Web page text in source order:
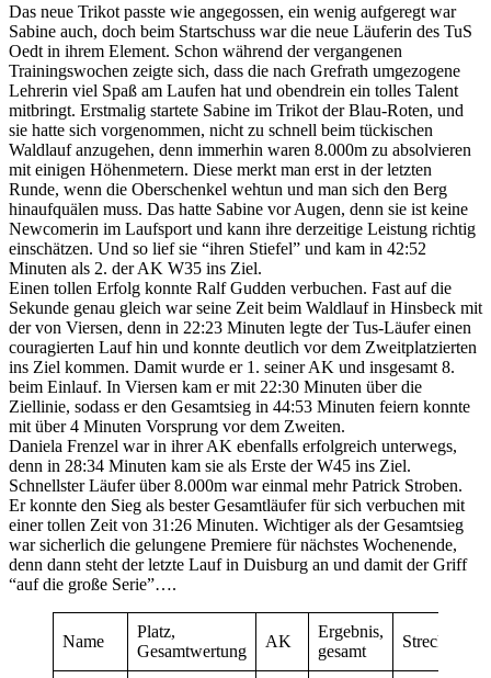
Das neue Trikot passte wie angegossen, ein wenig aufgeregt war
Sabine auch, doch beim Startschuss war die neue Läuferin des TuS
Oedt in ihrem Element. Schon während der vergangenen
Trainingswochen zeigte sich, dass die nach Grefrath umgezogene
Lehrerin viel Spaß am Laufen hat und obendrein ein tolles Talent
mitbringt. Erstmalig startete Sabine im Trikot der Blau-Roten, und
sie hatte sich vorgenommen, nicht zu schnell beim tückischen
Waldlauf anzugehen, denn immerhin waren 8.000m zu absolvieren
mit einigen Höhenmetern. Diese merkt man erst in der letzten
Runde, wenn die Oberschenkel wehtun und man sich den Berg
hinaufquälen muss. Das hatte Sabine vor Augen, denn sie ist keine
Newcomerin im Laufsport und kann ihre derzeitige Leistung richtig
einschätzen. Und so lief sie “ihren Stiefel” und kam in 42:52
Minuten als 2. der AK W35 ins Ziel.
Einen tollen Erfolg konnte Ralf Gudden verbuchen. Fast auf die
Sekunde genau gleich war seine Zeit beim Waldlauf in Hinsbeck mit
der von Viersen, denn in 22:23 Minuten legte der Tus-Läufer einen
couragierten Lauf hin und konnte deutlich vor dem Zweitplatzierten
ins Ziel kommen. Damit wurde er 1. seiner AK und insgesamt 8.
beim Einlauf. In Viersen kam er mit 22:30 Minuten über die
Ziellinie, sodass er den Gesamtsieg in 44:53 Minuten feiern konnte
mit über 4 Minuten Vorsprung vor dem Zweiten.
Daniela Frenzel war in ihrer AK ebenfalls erfolgreich unterwegs,
denn in 28:34 Minuten kam sie als Erste der W45 ins Ziel.
Schnellster Läufer über 8.000m war einmal mehr Patrick Stroben.
Er konnte den Sieg als bester Gesamtläufer für sich verbuchen mit
einer tollen Zeit von 31:26 Minuten. Wichtiger als der Gesamtsieg
war sicherlich die gelungene Premiere für nächstes Wochenende,
denn dann steht der letzte Lauf in Duisburg an und damit der Griff
“auf die große Serie”….
Name
Platz,
Gesamtwertung
AK
Ergebnis,
gesamt
Strecke/